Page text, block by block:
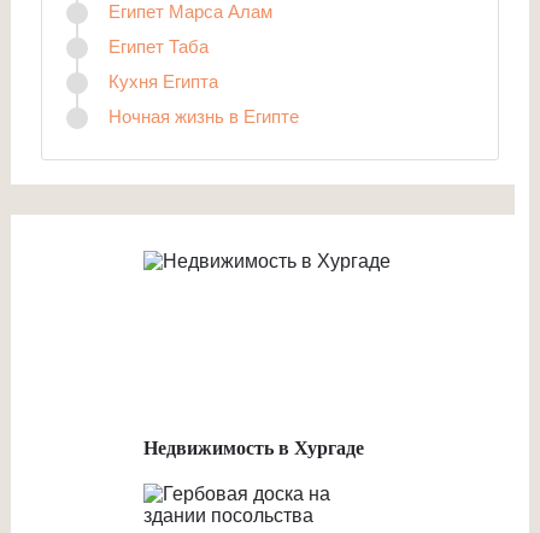
Египет Марса Алам
Египет Таба
Кухня Египта
Ночная жизнь в Египте
Недвижимость в Хургаде